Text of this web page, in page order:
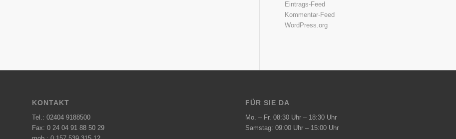
Eintrags-Feed
Kommentar-Feed
WordPress.org
KONTAKT
Tel.: 02404 9188500
Fax: 0 24 04 91 88 50 29
FÜR SIE DA
Mo. – Fr. 08:30 Uhr – 18:30 Uhr
Samstag: 09:00 Uhr – 15:00 Uhr